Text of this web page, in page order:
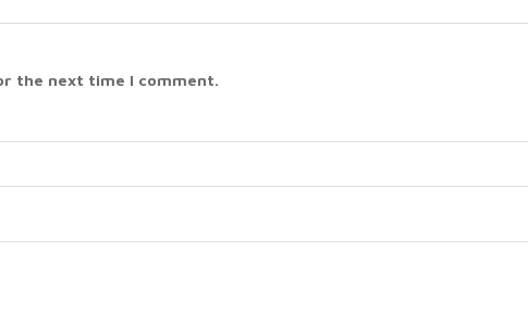
the next time I comment.